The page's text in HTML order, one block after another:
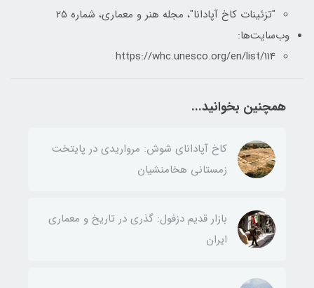
"تزئینات کاخ آپادانا"، مجله هنر و معماری، شماره 25
وب‌سایت‌ها:
https://whc.unesco.org/en/list/114
همچنین بخوانید...
کاخ آپادانای شوش: مرواریدی در پایتخت
زمستانی هخامنشیان
بازار قدیم دزفول: گذری در تاریخ و معماری
ایران